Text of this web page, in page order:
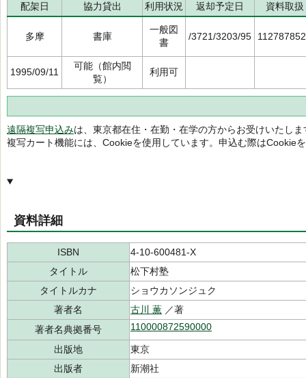
配架日 協力貸出 利用状況 返却予定日 資料取扱
多摩 書庫
一般図
書
/3721/3203/95
1995/09/11
可能（館内閲
覧）
利用可
遠隔複写申込みは、東京都在住・在勤・在学の方からお受けいたしま
複写カート機能には、Cookieを使用しています。申込む際はCookie
資料詳細
ISBN
4-10-600481-X
タイトル
松下村塾
タイトルカナ
ショウカソンジュク
著者名
古川 薫 ／著
著者名典拠番号
110000872590000
出版地
東京
出版者
新潮社